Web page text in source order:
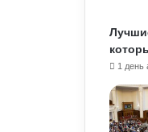
1 день